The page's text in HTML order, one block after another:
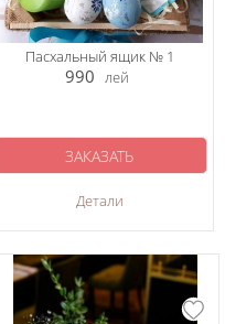
Пасхальный ящик № 1
990 лей
Детали
ЗАКАЗАТЬ